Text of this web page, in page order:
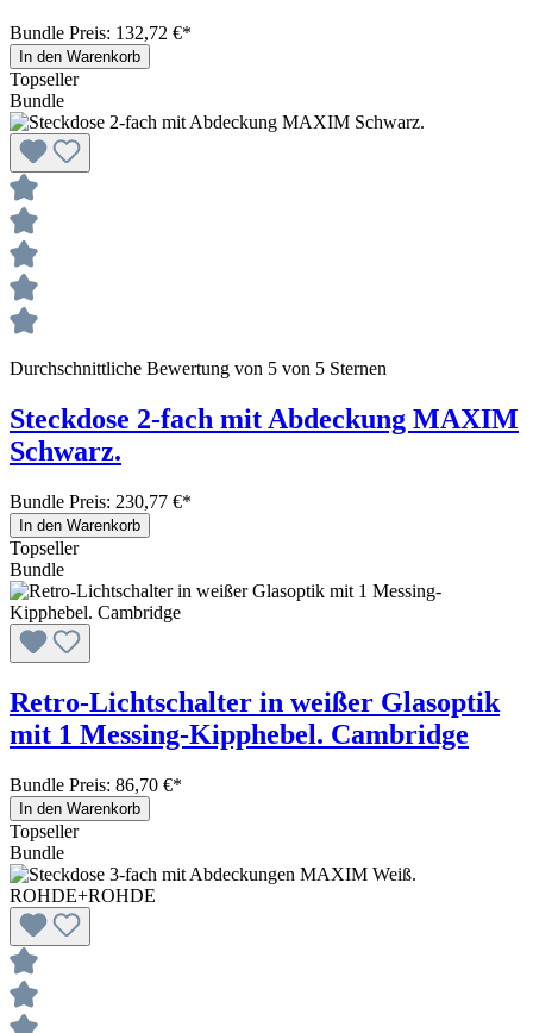
Bundle Preis: 132,72 €*
In den Warenkorb
Topseller
Bundle
Durchschnittliche Bewertung von 5 von 5 Sternen
Steckdose 2-fach mit Abdeckung MAXIM
Schwarz.
Bundle Preis: 230,77 €*
In den Warenkorb
Topseller
Bundle
Retro-Lichtschalter in weißer Glasoptik
mit 1 Messing-Kipphebel. Cambridge
Bundle Preis: 86,70 €*
In den Warenkorb
Topseller
Bundle